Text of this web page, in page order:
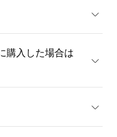
購入した場合は